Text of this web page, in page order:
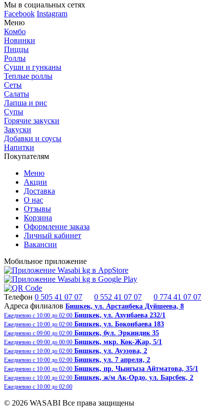
Мы в социальных сетях
Facebook Instagram
Меню
Комбо
Новинки
Пиццы
Роллы
Суши и гунканы
Теплые роллы
Сеты
Салаты
Лапша и рис
Супы
Горячие закуски
Закуски
Добавки и соусы
Напитки
Покупателям
Меню
Акции
Доставка
О нас
Отзывы
Корзина
Оформление заказа
Личный кабинет
Вакансии
Мобильное приложение
Телефон 0 505 41 07 07 0 552 41 07 07
0 774 41 07 07
Адреса филиалов Бишкек, ​ул. Арстанбека Дуйшеева, 8
Ежедневно с 10:00 до 02:00 Бишкек, ул. Ахунбаева 232/1
Ежедневно с 10:00 до 02:00 Бишкек, ул. Боконбаева 183
Ежедневно с 09:00 до 02:00 Бишкек, бул. Эркиндик 35
Ежедневно с 09:00 до 00:00 Бишкек, ​​мкр. Кок-Жар, 5/1
Ежедневно с 10:00 до 02:00 Бишкек, ул. Ауэзова, 2
Ежедневно с 10:00 до 02:00 Бишкек, ул. 7 апреля, 2
Ежедневно с 10:00 до 02:00 Бишкек, пр. Чынгыза Айтматова, 35/1
Ежедневно с 10:00 до 02:00 Бишкек, ж/м Ак-Ордо, ​ул. Барсбек, 2​
Ежедневно с 10:00 до 02:00
© 2026 WASABI Все права защищены